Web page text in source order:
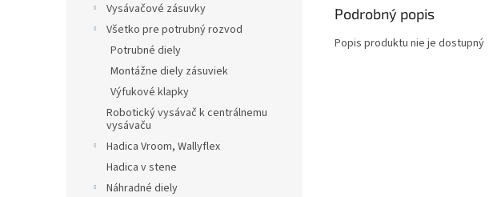
Vysávačové zásuvky
Všetko pre potrubný rozvod
Potrubné diely
Montážne diely zásuviek
Výfukové klapky
Robotický vysávač k centrálnemu
vysávaču
Hadica Vroom, Wallyflex
Hadica v stene
Náhradné diely
Podrobný popis
Popis produktu nie je dostupný